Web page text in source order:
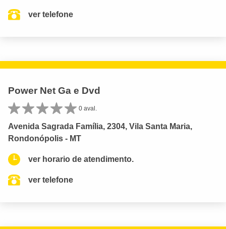
ver telefone
Power Net Ga e Dvd
0 aval.
Avenida Sagrada Família, 2304, Vila Santa Maria,
Rondonópolis - MT
ver horario de atendimento.
ver telefone